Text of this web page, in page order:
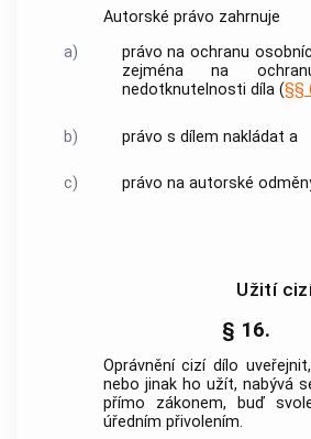
Autorské právo zahrnuje
a)
právo na ochranu
zejména na
nedotknutelnosti díla (§§
b) právo s dílem nakládat a
c) právo na autorské
Užití
§ 16.
Oprávnění cizí dílo
nebo jinak ho užít, nabývá
přímo zákonem, buď
úředním přivolením.